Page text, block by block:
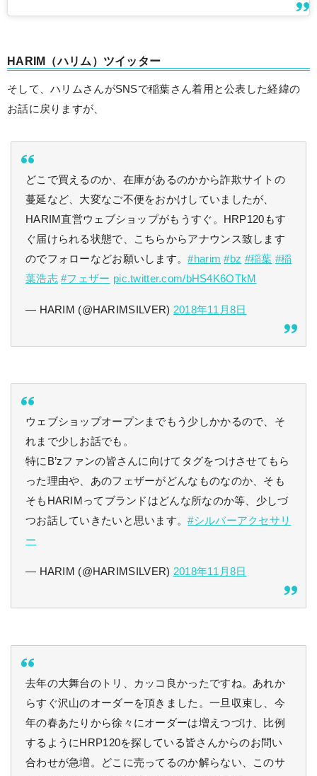
HARIM（ハリム）ツイッター
そして、ハリムさんがSNSで稲葉さん着用と公表した経緯の
お話に戻りますが、
どこで買えるのか、在庫があるのかから詐欺サイトの
蔓延など、大変なご不便をおかけしていましたが、
HARIM直営ウェブショップがもうすぐ。HRP120もす
ぐ届けられる状態で、こちらからアナウンス致します
のでフォローなどお願いします。#harim #bz #稲葉 #稲
葉浩志 #フェザー pic.twitter.com/bHS4K6OTkM
— HARIM (@HARIMSILVER) 2018年11月8日
ウェブショップオープンまでもう少しかかるので、そ
れまで少しお話でも。
特にB’zファンの皆さんに向けてタグをつけさせてもら
った理由や、あのフェザーがどんなものなのか、そも
そもHARIMってブランドはどんな所なのか等、少しづ
つお話していきたいと思います。#シルバーアクセサリ
ー
— HARIM (@HARIMSILVER) 2018年11月8日
去年の大舞台のトリ、カッコ良かったですね。あれか
らすぐ沢山のオーダーを頂きました。一旦収束し、今
年の春あたりから徐々にオーダーは増えつづけ、比例
するようにHRP120を探している皆さんからのお問い
合わせが急増。どこに売ってるのか解らない、このサ